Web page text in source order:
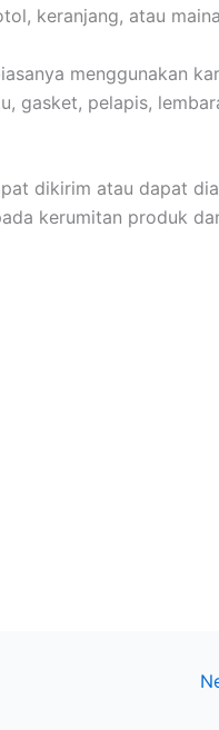
keranjang, atau
menggunakan
gasket, pelapis,
dikirim atau dapat
kerumitan produk